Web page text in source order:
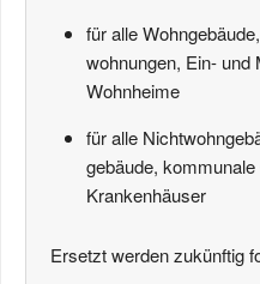
für alle
wohnungen, Ein- und
Wohnheime
für alle
gebäude,
Krankenhäuser
Ersetzt werden zukünftig